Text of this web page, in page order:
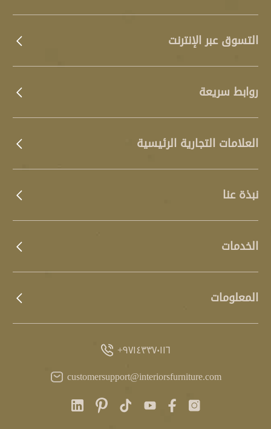
التسوق عبر الإنترنت
روابط سريعة
العلامات التجارية الرئيسية
نبذة عنا
الخدمات
المعلومات
٩٧١٤٣٣٧٠١١٦+
customersupport@interiorsfurniture.com